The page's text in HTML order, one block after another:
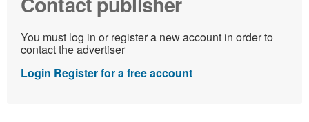
You must log in or register a new account in order to
contact the advertiser
Login Register for a free account